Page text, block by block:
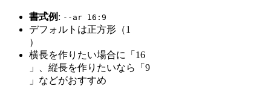
書式例 : --ar 16:9
デフォルトは正方形（1
）
横長を作りたい場合に「16
」、縦長を作りたいなら「9
」などがおすすめ